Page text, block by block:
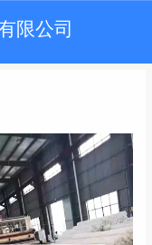
限公司